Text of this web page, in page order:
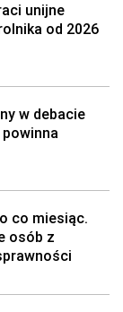
unijne
od 2026
w debacie
co miesiąc.
osób z